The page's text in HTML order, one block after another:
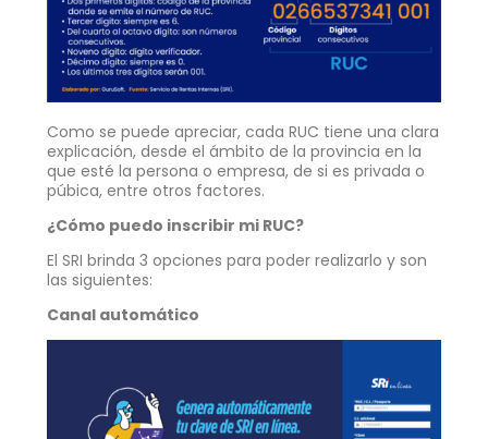
Como se puede apreciar, cada RUC tiene una clara
explicación, desde el ámbito de la provincia en la
que esté la persona o empresa, de si es privada o
púbica, entre otros factores.
¿Cómo puedo inscribir mi RUC?
El SRI brinda 3 opciones para poder realizarlo y son
las siguientes:
Canal automático